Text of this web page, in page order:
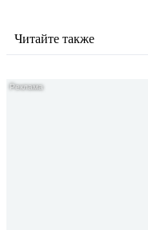
Читайте также